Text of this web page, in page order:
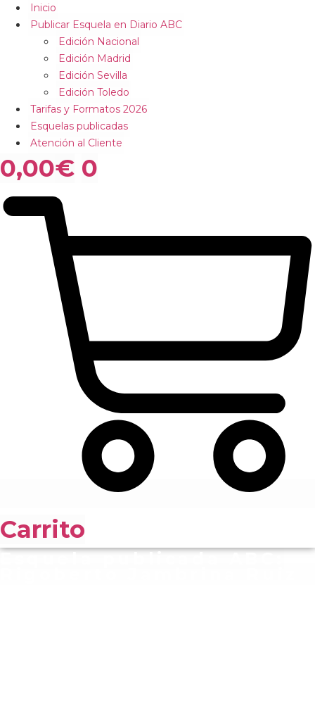
Inicio
Publicar Esquela en Diario ABC
Edición Nacional
Edición Madrid
Edición Sevilla
Edición Toledo
Tarifas y Formatos 2026
Esquelas publicadas
Atención al Cliente
0,00€ 0
Carrito